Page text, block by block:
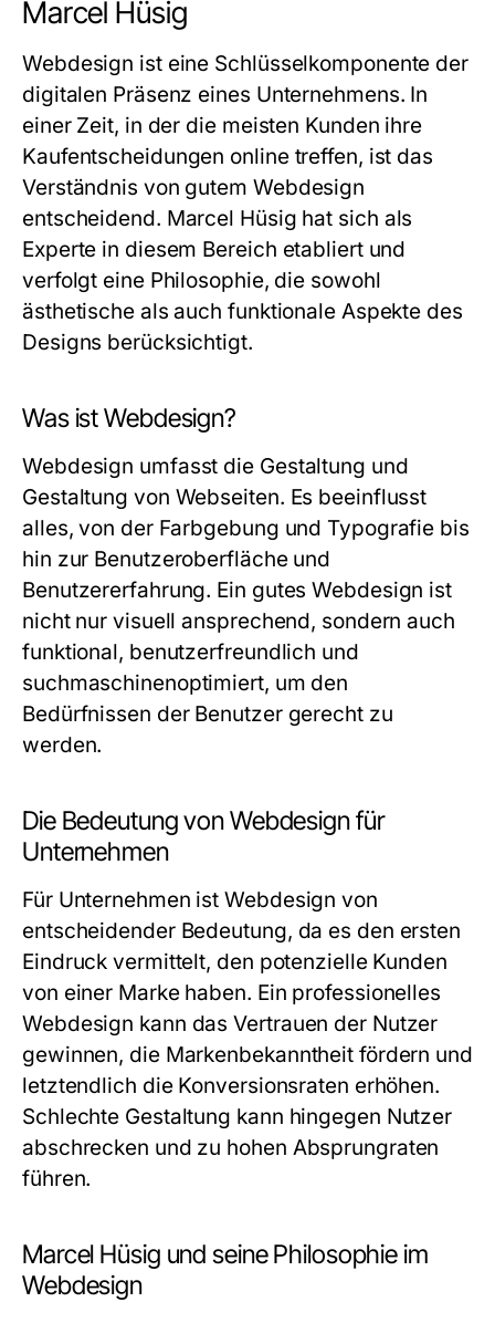
Marcel Hüsig
Webdesign ist eine Schlüsselkomponente der
digitalen Präsenz eines Unternehmens. In
einer Zeit, in der die meisten Kunden ihre
Kaufentscheidungen online treffen, ist das
Verständnis von gutem Webdesign
entscheidend. Marcel Hüsig hat sich als
Experte in diesem Bereich etabliert und
verfolgt eine Philosophie, die sowohl
ästhetische als auch funktionale Aspekte des
Designs berücksichtigt.
Was ist Webdesign?
Webdesign umfasst die Gestaltung und
Gestaltung von Webseiten. Es beeinflusst
alles, von der Farbgebung und Typografie bis
hin zur Benutzeroberfläche und
Benutzererfahrung. Ein gutes Webdesign ist
nicht nur visuell ansprechend, sondern auch
funktional, benutzerfreundlich und
suchmaschinenoptimiert, um den
Bedürfnissen der Benutzer gerecht zu
werden.
Die Bedeutung von Webdesign für
Unternehmen
Für Unternehmen ist Webdesign von
entscheidender Bedeutung, da es den ersten
Eindruck vermittelt, den potenzielle Kunden
von einer Marke haben. Ein professionelles
Webdesign kann das Vertrauen der Nutzer
gewinnen, die Markenbekanntheit fördern und
letztendlich die Konversionsraten erhöhen.
Schlechte Gestaltung kann hingegen Nutzer
abschrecken und zu hohen Absprungraten
führen.
Marcel Hüsig und seine Philosophie im
Webdesign